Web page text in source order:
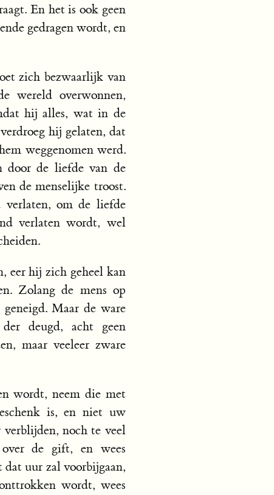
En het is ook geen
gedragen wordt, en
zich bezwaarlijk van
wereld overwonnen,
hij alles, wat in de
hij gelaten, dat
weggenomen werd.
door de liefde van de
de menselijke troost.
verlaten, om de liefde
verlaten wordt, wel
eer hij zich geheel kan
Zolang de mens op
Maar de ware
deugd, acht geen
maar veeleer zware
wordt, neem die met
is, en niet uw
noch te veel
de gift, en wees
uur zal voorbijgaan,
wordt, wees